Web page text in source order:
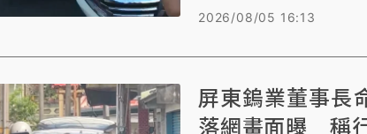
場，見兩人情緒亢奮，當
健食品；警訊後，依公
2026/08/05 16:13
屏東鎢業董事長
落網畫面曝 稱